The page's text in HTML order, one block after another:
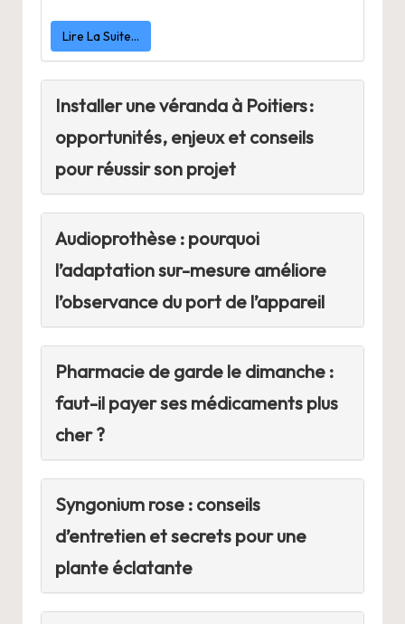
Lire La Suite…
Installer une véranda à Poitiers :
opportunités, enjeux et conseils
pour réussir son projet
Audioprothèse : pourquoi
l’adaptation sur-mesure améliore
l’observance du port de l’appareil
Pharmacie de garde le dimanche :
faut-il payer ses médicaments plus
cher ?
Syngonium rose : conseils
d’entretien et secrets pour une
plante éclatante